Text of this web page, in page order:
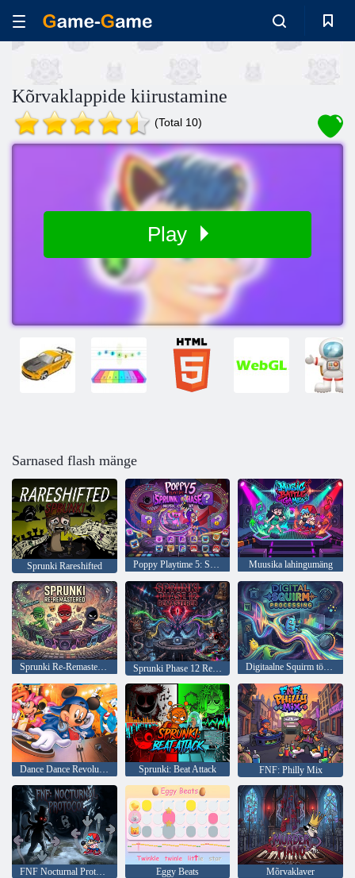
Kõrvaklappide kiirustamine
(Total 10)
Play
Sarnased flash mänge
Sprunki Rareshifted Poppy Playtime 5: Sprunki faas Muusika lahingumäng
Sprunki Re-Remastered Sprunki Phase 12 Remastered Digitaalne Squirm töötlemine
Dance Dance Revolution Disney Mix Sprunki: Beat Attack FNF: Philly Mix
FNF Nocturnal Protocol Mod Eggy Beats Mõrvaklaver